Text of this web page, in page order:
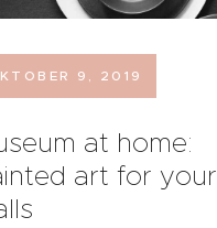
9, 2019
at home:
art for your